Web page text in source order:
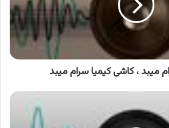
میبد ، کاشی کیمیا سرام میبد